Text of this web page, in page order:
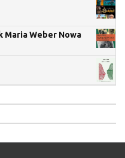
Maria Weber Nowa